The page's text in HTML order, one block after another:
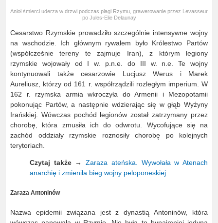
Anioł śmierci uderza w drzwi podczas plagi Rzymu, grawerowanie przez Levasseur
po Jules-Elie Delaunay
Cesarstwo Rzymskie prowadziło szczególnie intensywne wojny
na wschodzie. Ich głównym rywalem było Królestwo Partów
(współcześnie tereny te zajmuje Iran), z którym legiony
rzymskie wojowały od I w. p.n.e. do III w. n.e. Te wojny
kontynuowali także cesarzowie Lucjusz Werus i Marek
Aureliusz, którzy od 161 r. współrządzili rozległym imperium. W
162 r. rzymska armia wkroczyła do Armenii i Mezopotamii
pokonując Partów, a następnie wdzierając się w głąb Wyżyny
Irańskiej. Wówczas pochód legionów został zatrzymany przez
chorobę, która zmusiła ich do odwrotu. Wycofujące się na
zachód oddziały rzymskie roznosiły chorobę po kolejnych
terytoriach.
Czytaj także→Zaraza ateńska. Wywołała w Atenach
anarchię i zmieniła bieg wojny peloponeskiej
Zaraza Antoninów
Nazwa epidemii związana jest z dynastią Antoninów, która